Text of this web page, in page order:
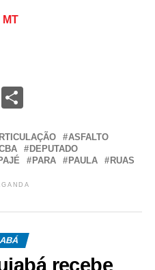
Share
ASFALTO
DEPUTADO
PARA PAULA RUAS
recebe